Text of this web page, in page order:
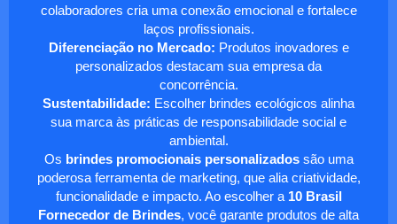
colaboradores cria uma conexão emocional e fortalece
laços profissionais.
Diferenciação no Mercado: Produtos inovadores e
personalizados destacam sua empresa da
concorrência.
Sustentabilidade: Escolher brindes ecológicos alinha
sua marca às práticas de responsabilidade social e
ambiental.
Os brindes promocionais personalizadossão uma
poderosa ferramenta de marketing, que alia criatividade,
funcionalidade e impacto. Ao escolher a 10 Brasil
Fornecedor de Brindes, você garante produtos de alta